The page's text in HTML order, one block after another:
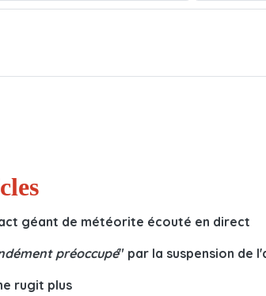
géant de météorite écouté en direct
préoccupé" par la suspension de
rugit plus